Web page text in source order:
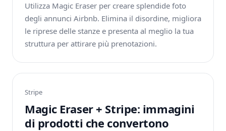
Utilizza Magic Eraser per creare splendide foto
degli annunci Airbnb. Elimina il disordine, migliora
le riprese delle stanze e presenta al meglio la tua
struttura per attirare più prenotazioni.
Stripe
Magic Eraser + Stripe: immagini
di prodotti che convertono